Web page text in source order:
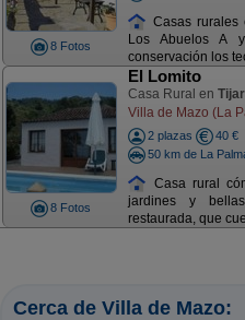
8 Fotos
Casas rurales
Los Abuelos A
conservación los
8 Fotos
El Lomito
Casa Rural en
Villa de Mazo (La
2 plazas
40 €
50 km de La
Casa rural
jardines y
restaurada, que
Cerca de Villa de Mazo: